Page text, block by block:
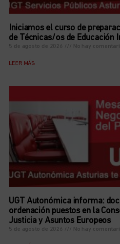
Iniciamos el curso de
de Técnicas/os de Educación
5 de agosto de 2026 No hay
LEER MÁS
UGT Autonómica informa:
ordenación puestos en la
Justicia y Asuntos Europeos
5 de agosto de 2026 No hay